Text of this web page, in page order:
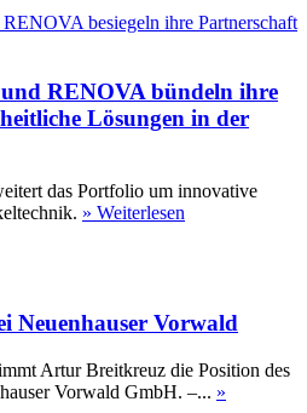
RENOVA bündeln ihre
Lösungen in der
das Portfolio um innovative
» Weiterlesen
Neuenhauser Vorwald
Artur Breitkreuz die Position des
Vorwald GmbH. –... »